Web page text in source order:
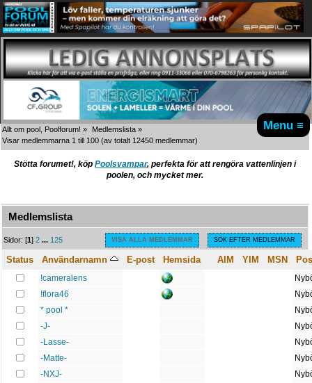
Menu ≡
Allt om pool, Poolforum! » Medlemslista »
Visar medlemmarna 1 till 100 (av totalt 12450 medlemmar)
Stötta forumet!, köp Poolsvampar, perfekta för att rengöra vattenlinjen i
poolen, och mycket mer.
Medlemslista
A B G H J K L M N O P Q R S T U V W X Y Z
VISA ALLA MEDLEMMAR SÖK EFTER MEDLEMMAR
Sidor: [1]2 ... 125
Status Användarnamn E-post Hemsida AIM YIM MSN
!cameralens
!flora46
* pool *
-J-
-Lasse-
-Matte-
-NXJ-